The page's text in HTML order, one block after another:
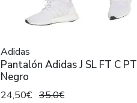
Adidas
Pantalón Adidas J SL FT C PT
Negro
24,50€ 35,0€